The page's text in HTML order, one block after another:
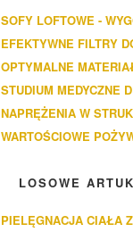
SOFY LOFTOWE -
EFEKTYWNE FILTRY
OPTYMALNE
STUDIUM MEDYCZNE
NAPRĘŻENIA W
WARTOŚCIOWE
LOSOWE
PIELĘGNACJA CIAŁA